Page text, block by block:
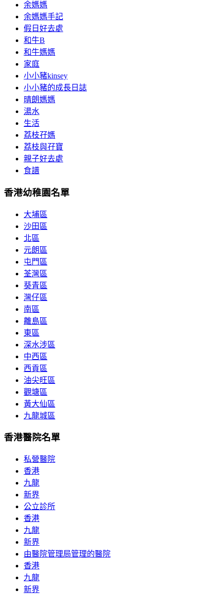
余媽媽
余媽媽手記
假日好去處
和牛B
和牛媽媽
家庭
小小豬kinsey
小小豬的成長日誌
晴朗媽媽
湯水
生活
荔枝孖媽
荔枝與孖寶
親子好去處
食譜
香港幼稚園名單
大埔區
沙田區
北區
元朗區
屯門區
荃灣區
葵青區
灣仔區
南區
離島區
東區
深水涉區
中西區
西貢區
油尖旺區
觀塘區
黃大仙區
九龍城區
香港醫院名單
私營醫院
香港
九龍
新界
公立診所
香港
九龍
新界
由醫院管理局管理的醫院
香港
九龍
新界